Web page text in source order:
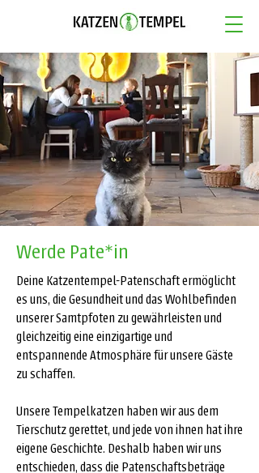
Werde Pate*in
Deine Katzentempel-Patenschaft ermöglicht
es uns, die Gesundheit und das Wohlbefinden
unserer Samtpfoten zu gewährleisten und
gleichzeitig eine einzigartige und
entspannende Atmosphäre für unsere Gäste
zu schaffen.
Unsere Tempelkatzen haben wir aus dem
Tierschutz gerettet, und jede von ihnen hat ihre
eigene Geschichte. Deshalb haben wir uns
entschieden, dass die Patenschaftsbeträge